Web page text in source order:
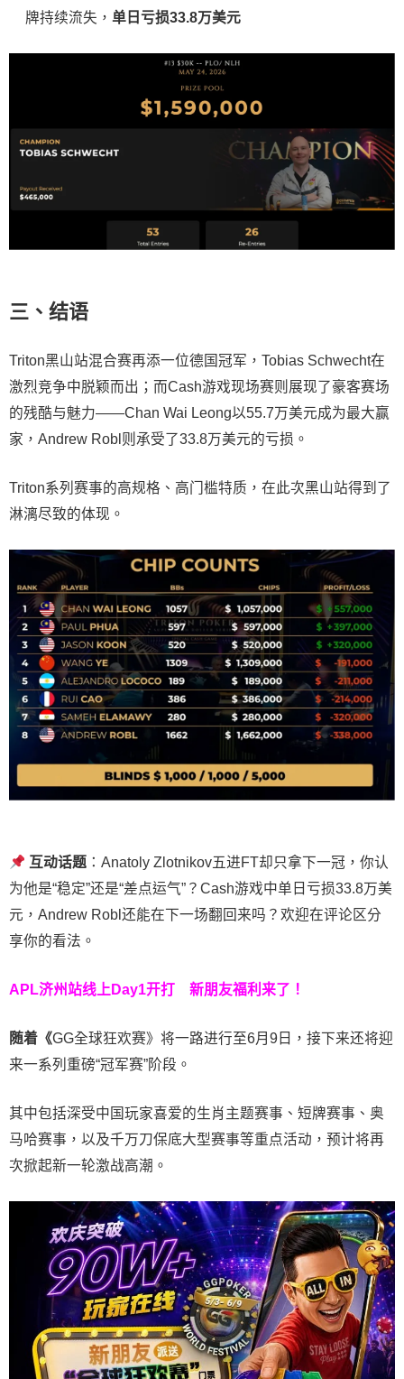
牌持续流失， 单日亏损33.8万美元
三、结语
Triton黑山站混合赛再添一位德国冠军，Tobias Schwecht在
激烈竞争中脱颖而出；而Cash游戏现场赛则展现了豪客赛场
的残酷与魅力——Chan Wai Leong以55.7万美元成为最大赢
家，Andrew Robl则承受了33.8万美元的亏损。
Triton系列赛事的高规格、高门槛特质，在此次黑山站得到了
淋漓尽致的体现。
互动话题：Anatoly Zlotnikov五进FT却只拿下一冠，你认
为他是“稳定”还是“差点运气”？Cash游戏中单日亏损33.8万美
元，Andrew Robl还能在下一场翻回来吗？欢迎在评论区分
享你的看法。
APL济州站线上Day1开打 新朋友福利来了！
随着《GG全球狂欢赛》将一路进行至6月9日，接下来还将迎
来一系列重磅“冠军赛”阶段。
其中包括深受中国玩家喜爱的生肖主题赛事、短牌赛事、奥
马哈赛事，以及千万刀保底大型赛事等重点活动，预计将再
次掀起新一轮激战高潮。